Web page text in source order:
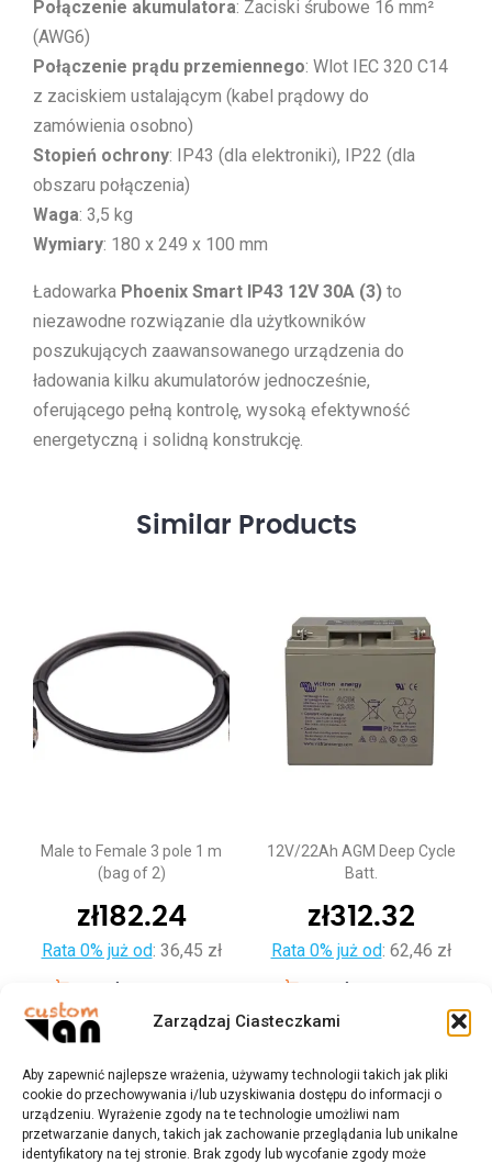
Zarządzaj Ciasteczkami
Aby zapewnić najlepsze wrażenia, używamy technologii takich jak pliki
cookie do przechowywania i/lub uzyskiwania dostępu do informacji o
urządzeniu. Wyrażenie zgody na te technologie umożliwi nam
przetwarzanie danych, takich jak zachowanie przeglądania lub unikalne
identyfikatory na tej stronie. Brak zgody lub wycofanie zgody może
Połączenie akumulatora: Zaciski śrubowe 16 mm²
(AWG6)
Połączenie prądu przemiennego: Wlot IEC 320 C14
z zaciskiem ustalającym (kabel prądowy do
zamówienia osobno)
Stopień ochrony: IP43 (dla elektroniki), IP22 (dla
obszaru połączenia)
Waga: 3,5 kg
Wymiary: 180 x 249 x 100 mm
Ładowarka Phoenix Smart IP43 12V 30A (3) to
niezawodne rozwiązanie dla użytkowników
poszukujących zaawansowanego urządzenia do
ładowania kilku akumulatorów jednocześnie,
oferującego pełną kontrolę, wysoką efektywność
energetyczną i solidną konstrukcję.
Similar Products
Male to Female 3 pole 1 m
(bag of 2)
zł182.24
Rata 0% już od: 36,45 zł
12V/22Ah AGM Deep Cycle
Batt.
zł312.32
Rata 0% już od: 62,46 zł